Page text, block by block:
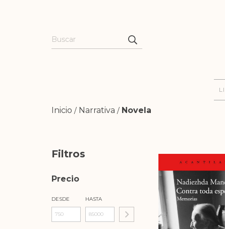
Inicio / Narrativa / Novela
Filtros
Precio
DESDE HASTA